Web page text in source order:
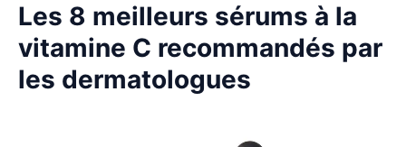
Les 8 meilleurs sérums à la
vitamine C recommandés par
les dermatologues